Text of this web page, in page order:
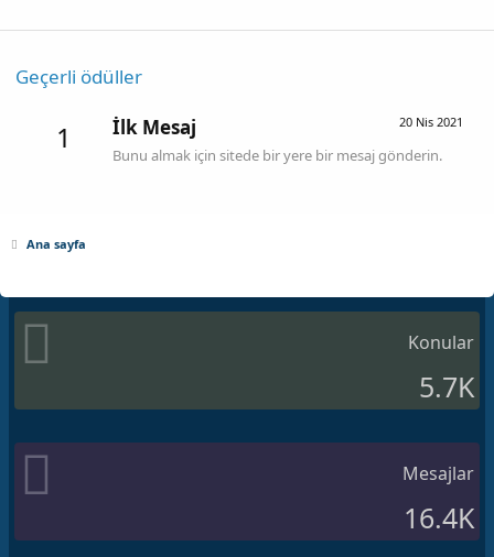
Geçerli ödüller
1 20 Nis 2021
İlk Mesaj
Bunu almak için sitede bir yere bir mesaj gönderin.
Ana sayfa
Konular
5.7K
Mesajlar
16.4K